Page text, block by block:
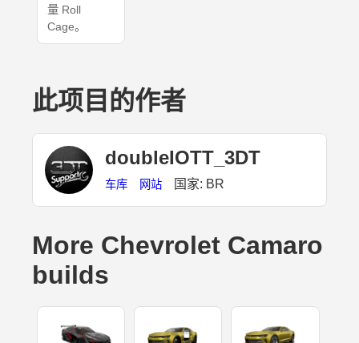
量 Roll
Cage。
此项目的作者
doubleIOTT_3DT
车库 网站 国家: BR
More Chevrolet Camaro
builds